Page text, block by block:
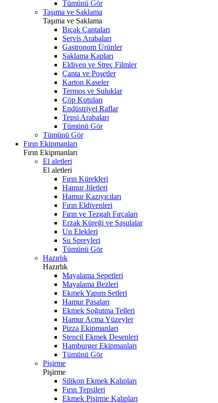
Tümünü Gör
Taşıma ve Saklama
Taşıma ve Saklama
Bıçak Çantaları
Servis Arabaları
Gastronom Ürünler
Saklama Kapları
Eldiven ve Streç Filmler
Çanta ve Poşetler
Karton Kaseler
Termos ve Suluklar
Çöp Kutuları
Endüstriyel Raflar
Tepsi Arabaları
Tümünü Gör
Tümünü Gör
Fırın Ekipmanları
Fırın Ekipmanları
El aletleri
El aletleri
Fırın Kürekleri
Hamur Jiletleri
Hamur Kazıyıcıları
Fırın Eldivenleri
Fırın ve Tezgah Fırçaları
Erzak Küreği ve Şaşulalar
Un Elekleri
Su Spreyleri
Tümünü Gör
Hazırlık
Hazırlık
Mayalama Sepetleri
Mayalama Bezleri
Ekmek Yapım Setleri
Hamur Pasaları
Ekmek Soğutma Telleri
Hamur Açma Yüzeyler
Pizza Ekipmanları
Stencil Ekmek Desenleri
Hamburger Ekipmanları
Tümünü Gör
Pişirme
Pişirme
Silikon Ekmek Kalıpları
Fırın Tepsileri
Ekmek Pişirme Kalıpları